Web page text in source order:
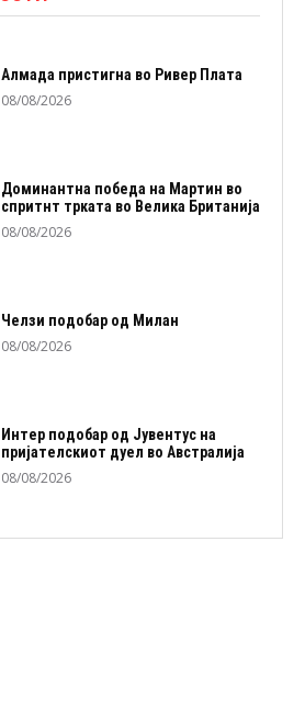
Алмада пристигна во Ривер Плата
08/08/2026
Доминантна победа на Мартин во
спритнт трката во Велика Британија
08/08/2026
Челзи подобaр од Милан
08/08/2026
Интер подобар од Јувентус на
пријателскиот дуел во Австралија
08/08/2026